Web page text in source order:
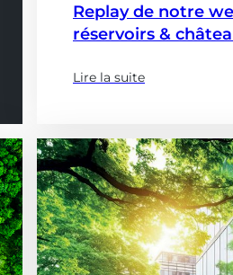
Replay de notre
réservoirs &
Lire la suite
(à
:
Replay
de
notre
webinaire
–